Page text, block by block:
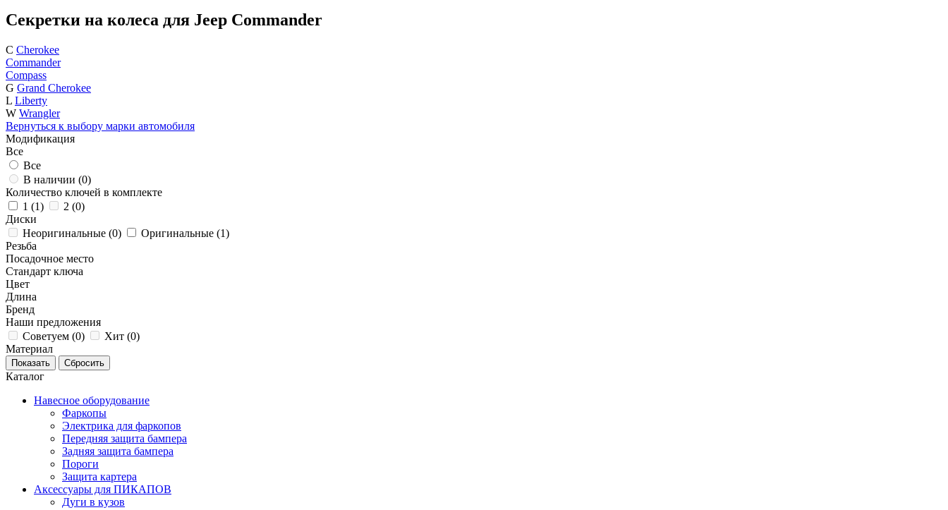
Секретки на колеса для Jeep Commander
C Cherokee
Commander
Compass
G Grand Cherokee
L Liberty
W Wrangler
Вернуться к выбору марки автомобиля
Модификация
Все
Все
В наличии (0)
Количество ключей в комплекте
1 (1) 2 (0)
Диски
Неоригинальные (0) Оригинальные (1)
Резьба
Посадочное место
Стандарт ключа
Цвет
Длина
Бренд
Наши предложения
Советуем (0) Хит (0)
Материал
Каталог
Навесное оборудование
Фаркопы
Электрика для фаркопов
Передняя защита бампера
Задняя защита бампера
Пороги
Защита картера
Аксессуары для ПИКАПОВ
Дуги в кузов